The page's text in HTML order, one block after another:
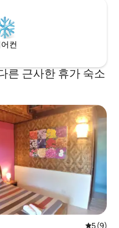
컨
른 근사한 휴가 숙소
평점 5점
5 (9)